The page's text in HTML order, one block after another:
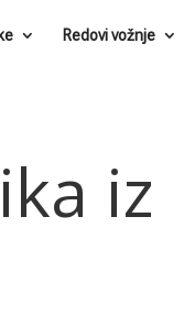
Redovi vožnje
iz